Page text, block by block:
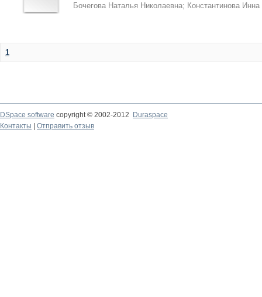
Бочегова Наталья Николаевна; Константинова
1
DSpace software copyright © 2002-2012
Duraspace
Контакты
Отправить отзыв